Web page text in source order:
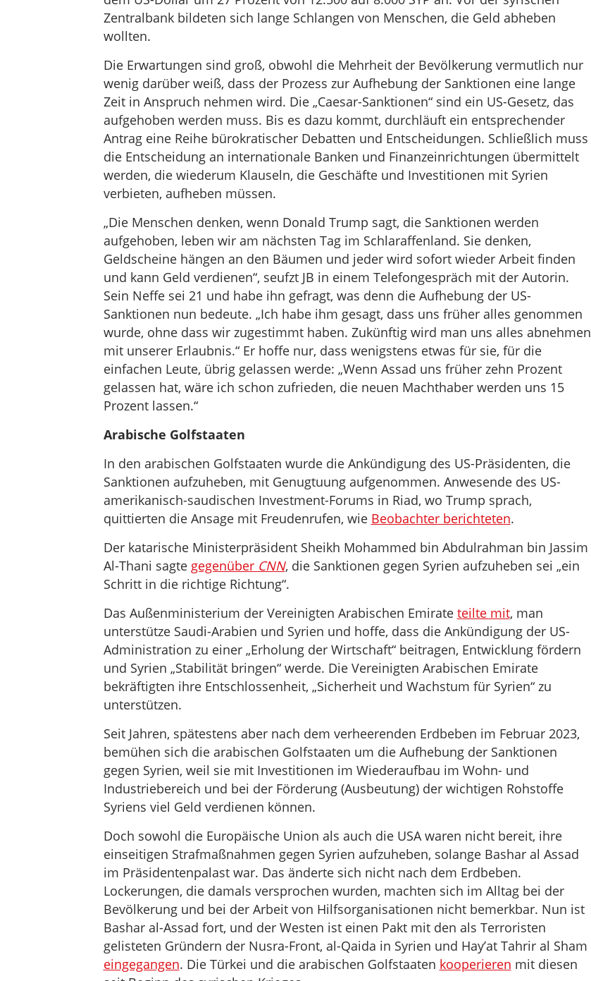
Zentralbank bildeten sich lange Schlangen von Menschen, die Geld abheben
wollten.
Die Erwartungen sind groß, obwohl die Mehrheit der Bevölkerung vermutlich nur
wenig darüber weiß, dass der Prozess zur Aufhebung der Sanktionen eine lange
Zeit in Anspruch nehmen wird. Die „Caesar-Sanktionen“ sind ein US-Gesetz, das
aufgehoben werden muss. Bis es dazu kommt, durchläuft ein entsprechender
Antrag eine Reihe bürokratischer Debatten und Entscheidungen. Schließlich muss
die Entscheidung an internationale Banken und Finanzeinrichtungen übermittelt
werden, die wiederum Klauseln, die Geschäfte und Investitionen mit Syrien
verbieten, aufheben müssen.
„Die Menschen denken, wenn Donald Trump sagt, die Sanktionen werden
aufgehoben, leben wir am nächsten Tag im Schlaraffenland. Sie denken,
Geldscheine hängen an den Bäumen und jeder wird sofort wieder Arbeit finden
und kann Geld verdienen“, seufzt JB in einem Telefongespräch mit der Autorin.
Sein Neffe sei 21 und habe ihn gefragt, was denn die Aufhebung der US-
Sanktionen nun bedeute. „Ich habe ihm gesagt, dass uns früher alles genommen
wurde, ohne dass wir zugestimmt haben. Zukünftig wird man uns alles abnehmen
mit unserer Erlaubnis.“ Er hoffe nur, dass wenigstens etwas für sie, für die
einfachen Leute, übrig gelassen werde: „Wenn Assad uns früher zehn Prozent
gelassen hat, wäre ich schon zufrieden, die neuen Machthaber werden uns 15
Prozent lassen.“
Arabische Golfstaaten
In den arabischen Golfstaaten wurde die Ankündigung des US-Präsidenten, die
Sanktionen aufzuheben, mit Genugtuung aufgenommen. Anwesende des US-
amerikanisch-saudischen Investment-Forums in Riad, wo Trump sprach,
quittierten die Ansage mit Freudenrufen, wie Beobachter berichteten.
Der katarische Ministerpräsident Sheikh Mohammed bin Abdulrahman bin Jassim
Al-Thani sagte gegenüber CNN, die Sanktionen gegen Syrien aufzuheben sei „ein
Schritt in die richtige Richtung“.
Das Außenministerium der Vereinigten Arabischen Emirate teilte mit, man
unterstütze Saudi-Arabien und Syrien und hoffe, dass die Ankündigung der US-
Administration zu einer „Erholung der Wirtschaft“ beitragen, Entwicklung fördern
und Syrien „Stabilität bringen“ werde. Die Vereinigten Arabischen Emirate
bekräftigten ihre Entschlossenheit, „Sicherheit und Wachstum für Syrien“ zu
unterstützen.
Seit Jahren, spätestens aber nach dem verheerenden Erdbeben im Februar 2023,
bemühen sich die arabischen Golfstaaten um die Aufhebung der Sanktionen
gegen Syrien, weil sie mit Investitionen im Wiederaufbau im Wohn- und
Industriebereich und bei der Förderung (Ausbeutung) der wichtigen Rohstoffe
Syriens viel Geld verdienen können.
Doch sowohl die Europäische Union als auch die USA waren nicht bereit, ihre
einseitigen Strafmaßnahmen gegen Syrien aufzuheben, solange Bashar al Assad
im Präsidentenpalast war. Das änderte sich nicht nach dem Erdbeben.
Lockerungen, die damals versprochen wurden, machten sich im Alltag bei der
Bevölkerung und bei der Arbeit von Hilfsorganisationen nicht bemerkbar. Nun ist
Bashar al-Assad fort, und der Westen ist einen Pakt mit den als Terroristen
gelisteten Gründern der Nusra-Front, al-Qaida in Syrien und Hay’at Tahrir al Sham
eingegangen. Die Türkei und die arabischen Golfstaaten kooperieren mit diesen